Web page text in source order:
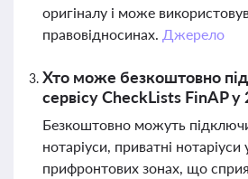
оригіналу і може
правовідносинах. Джерело
Хто може безкоштовно
сервісу CheckLists FinAP у
Безкоштовно можуть
нотаріуси, приватні нотаріуси
прифронтових зонах, що